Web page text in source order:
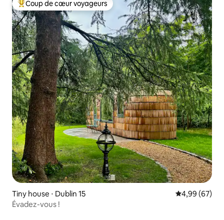
Coups de cœur voyageurs les plus appréciés
Coup de cœur voyageurs
Tiny house ⋅ Dublin 15 Évaluation
4,99 (67)
Évadez-vous !